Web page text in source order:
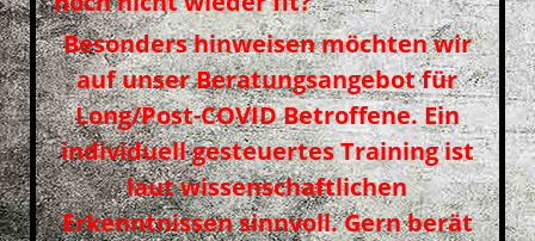
Besonders hinweisen möchten wir
auf unser Beratungsangebot für
Long/Post-COVID Betroffene. Ein
individuell gesteuertes Training ist
laut wissenschaftlichen
Erkenntnissen sinnvoll. Gern berät